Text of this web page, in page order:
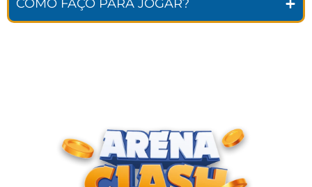
COMO FAÇO PARA JOGAR?